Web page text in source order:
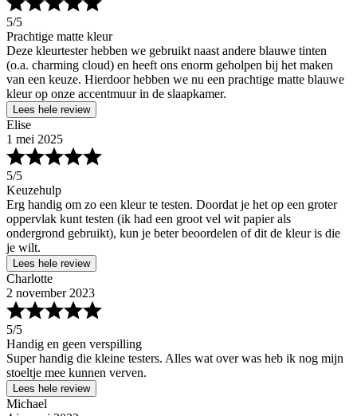
5/5
Prachtige matte kleur
Deze kleurtester hebben we gebruikt naast andere blauwe tinten
(o.a. charming cloud) en heeft ons enorm geholpen bij het maken
van een keuze. Hierdoor hebben we nu een prachtige matte blauwe
kleur op onze accentmuur in de slaapkamer.
Lees hele review
Elise
1 mei 2025
5/5
Keuzehulp
Erg handig om zo een kleur te testen. Doordat je het op een groter
oppervlak kunt testen (ik had een groot vel wit papier als
ondergrond gebruikt), kun je beter beoordelen of dit de kleur is die
je wilt.
Lees hele review
Charlotte
2 november 2023
5/5
Handig en geen verspilling
Super handig die kleine testers. Alles wat over was heb ik nog mijn
stoeltje mee kunnen verven.
Lees hele review
Michael